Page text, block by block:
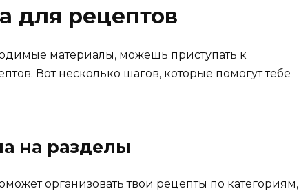
для рецептов
материалы, можешь приступать к
Вот несколько шагов, которые помогут тебе
на разделы
организовать твои рецепты по категориям,